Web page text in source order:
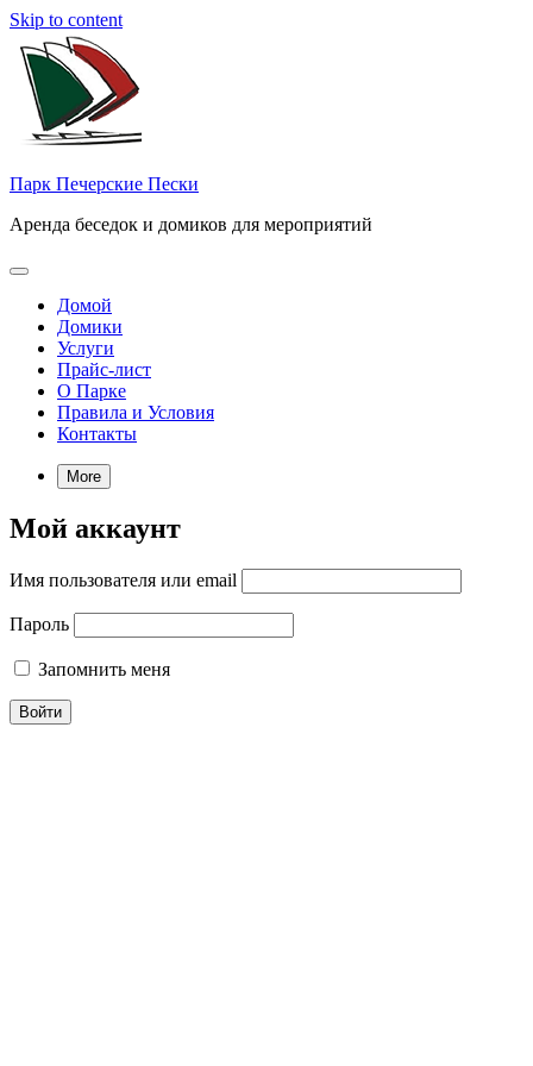
Skip to content
Парк Печерские Пески
Аренда беседок и домиков для мероприятий
Домой
Домики
Услуги
Прайс-лист
О Парке
Правила и Условия
Контакты
More
Мой аккаунт
Имя пользователя или email
Пароль
Запомнить меня